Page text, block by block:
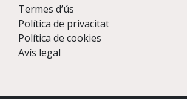
Termes d’ús
Política de privacitat
Política de cookies
Avís legal